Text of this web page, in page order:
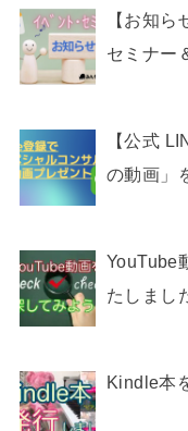
【お知
セミナー
【公式
の動画」
YouTube
たしまし
Kindle本